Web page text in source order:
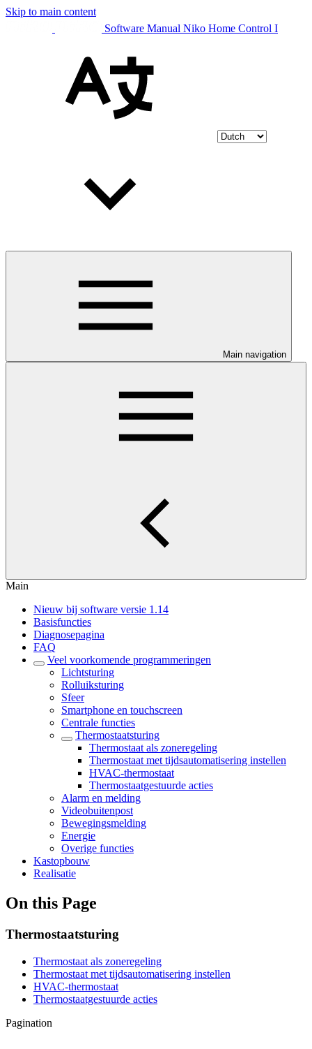
Skip to main content
Software Manual Niko Home Control I
Main navigation
Main
Nieuw bij software versie 1.14
Basisfuncties
Diagnosepagina
FAQ
Veel voorkomende programmeringen
Lichtsturing
Rolluiksturing
Sfeer
Smartphone en touchscreen
Centrale functies
Thermostaatsturing
Thermostaat als zoneregeling
Thermostaat met tijdsautomatisering instellen
HVAC-thermostaat
Thermostaatgestuurde acties
Alarm en melding
Videobuitenpost
Bewegingsmelding
Energie
Overige functies
Kastopbouw
Realisatie
On this Page
Thermostaatsturing
Thermostaat als zoneregeling
Thermostaat met tijdsautomatisering instellen
HVAC-thermostaat
Thermostaatgestuurde acties
Pagination